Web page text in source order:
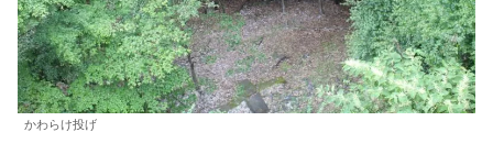
かわらけ投げ